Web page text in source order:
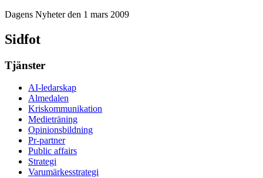
Dagens Nyheter den 1 mars 2009
Sidfot
Tjänster
AI-ledarskap
Almedalen
Kris­kommunikation
Medieträning
Opinionsbildning
Pr-partner
Public affairs
Strategi
Varumärkesstrategi